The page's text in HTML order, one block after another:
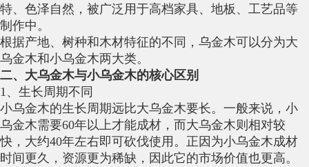
特、色泽自然，被广泛用于高档家具、地板、工艺品等
制作中。
根据产地、树种和木材特征的不同，乌金木可以分为大
乌金木和小乌金木两大类。
二、大乌金木与小乌金木的核心区别
1、生长周期不同
小乌金木的生长周期远比大乌金木要长。一般来说，小
乌金木需要60年以上才能成材，而大乌金木则相对较
快，大约40年左右即可砍伐使用。正因为小乌金木成材
时间更久，资源更为稀缺，因此它的市场价值也更高。